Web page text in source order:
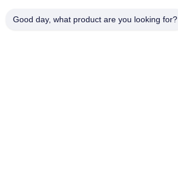
Good day, what product are you looking for?